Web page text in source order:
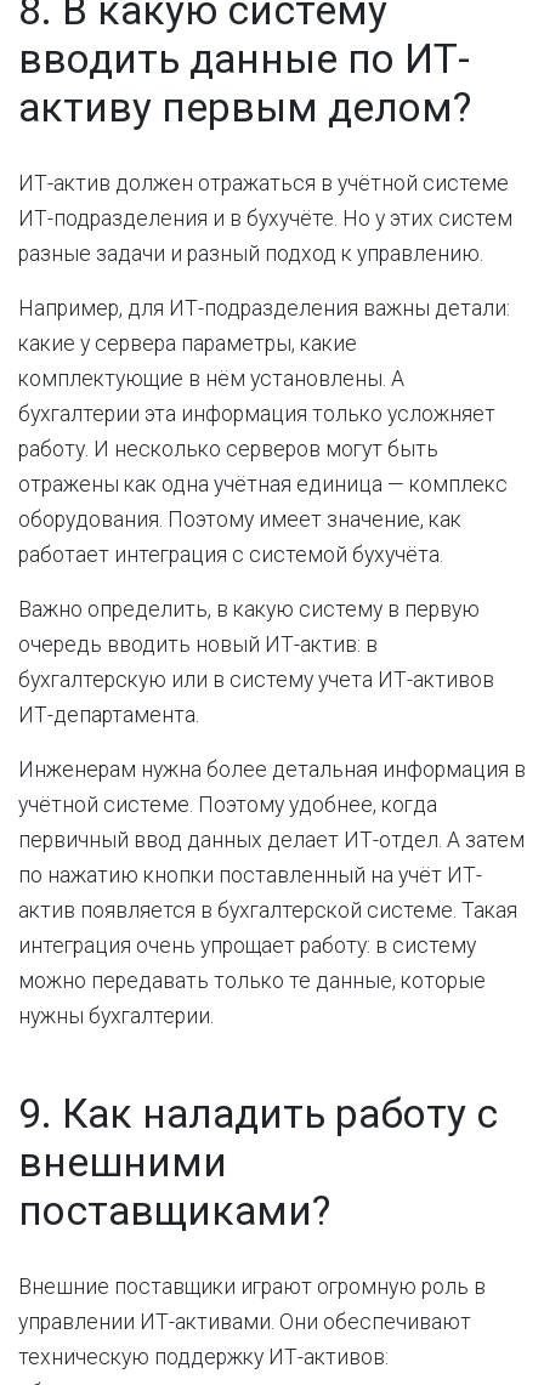
8. В какую систему
вводить данные по ИТ-
активу первым делом?
ИТ-актив должен отражаться в учётной системе
ИТ-подразделения и в бухучёте. Но у этих систем
разные задачи и разный подход к управлению.
Например, для ИТ-подразделения важны детали:
какие у сервера параметры, какие
комплектующие в нём установлены. А
бухгалтерии эта информация только усложняет
работу. И несколько серверов могут быть
отражены как одна учётная единица — комплекс
оборудования. Поэтому имеет значение, как
работает интеграция с системой бухучёта.
Важно определить, в какую систему в первую
очередь вводить новый ИТ-актив: в
бухгалтерскую или в систему учета ИТ-активов
ИТ-департамента.
Инженерам нужна более детальная информация в
учётной системе. Поэтому удобнее, когда
первичный ввод данных делает ИТ-отдел. А затем
по нажатию кнопки поставленный на учёт ИТ-
актив появляется в бухгалтерской системе. Такая
интеграция очень упрощает работу: в систему
можно передавать только те данные, которые
нужны бухгалтерии.
9. Как наладить работу с
внешними
поставщиками?
Внешние поставщики играют огромную роль в
управлении ИТ-активами. Они обеспечивают
техническую поддержку ИТ-активов: